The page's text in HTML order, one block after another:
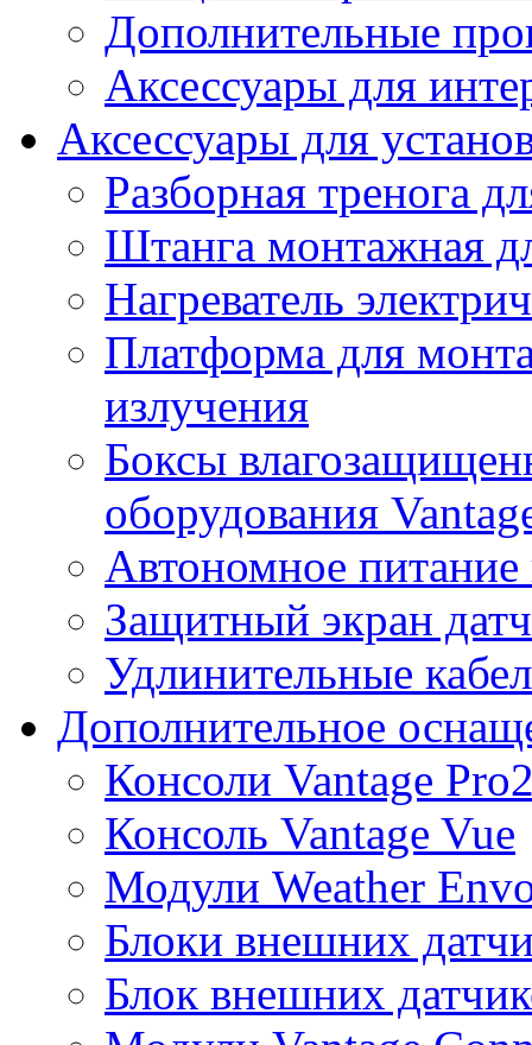
Дополнительные
Аксессуары для
Аксессуары для
Разборная тренога
Штанга монтажная
Нагреватель
Платформа для
излучения
Боксы
оборудования
Автономное питание
Защитный экран
Удлинительные
Дополнительное
Консоли Vantage
Консоль Vantage Vue
Модули Weather
Блоки внешних
Блок внешних